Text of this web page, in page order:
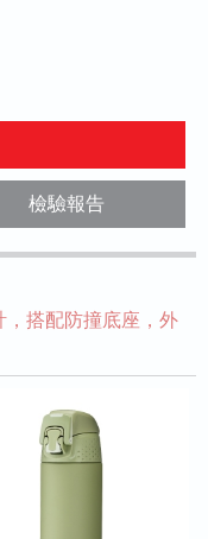
檢驗報告
，搭配防撞底座，外